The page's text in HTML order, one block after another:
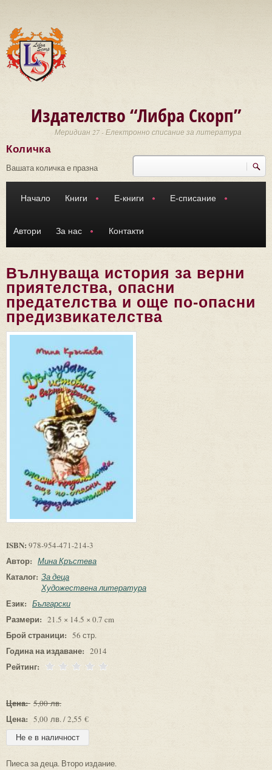
Издателство “Либра Скорп”
Меридиан 27 - Електронно списание за литература
Търси
Количка
Вашата количка е празна
Начало Книги Е-книги Е-списание
Автори За нас Контакти
Вълнуваща история за верни
приятелства, опасни
предателства и още по-опасни
предизвикателства
ISBN: 978-954-471-214-3
Автор: Мина Кръстева
Каталог: За деца
Художествена литература
Език: Български
Размери: 21.5 × 14.5 × 0.7 cm
Брой страници: 56 стр.
Година на издаване: 2014
Рейтинг:
Цена: 5,00 лв.
Цена: 5,00 лв. / 2,55 €
Пиеса за деца. Второ издание.